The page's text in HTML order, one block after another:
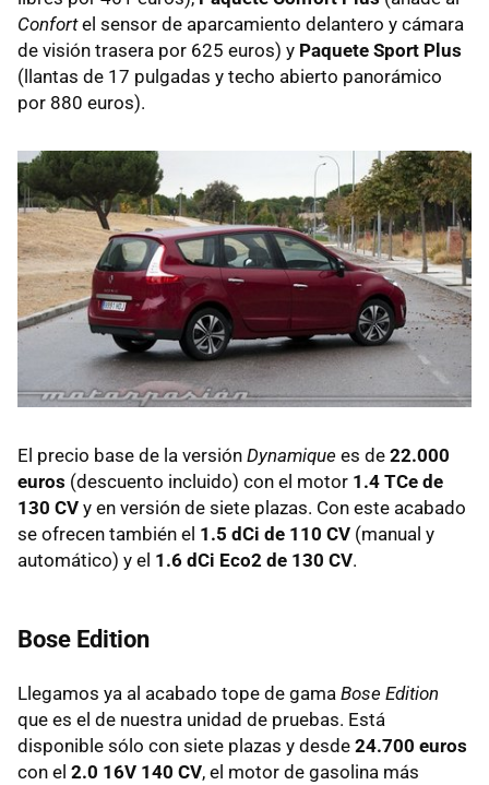
Confortel sensor de aparcamiento delantero y cámara
de visión trasera por 625 euros) y Paquete Sport Plus
(llantas de 17 pulgadas y techo abierto panorámico
por 880 euros).
El precio base de la versión Dynamique es de 22.000
euros (descuento incluido) con el motor 1.4 TCe de
130 CV y en versión de siete plazas. Con este acabado
se ofrecen también el 1.5 dCi de 110 CV (manual y
automático) y el 1.6 dCi Eco2 de 130 CV.
Bose Edition
Llegamos ya al acabado tope de gama Bose Edition
que es el de nuestra unidad de pruebas. Está
disponible sólo con siete plazas y desde 24.700 euros
con el 2.0 16V 140 CV, el motor de gasolina más